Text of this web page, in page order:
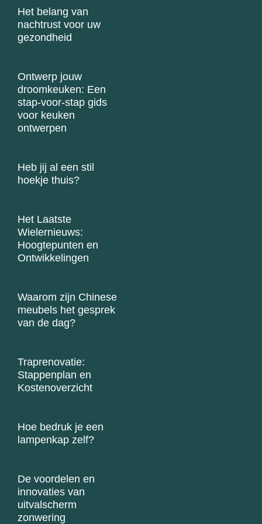
Het belang van
nachtrust voor uw
gezondheid
Ontwerp jouw
droomkeuken: Een
stap-voor-stap gids
voor keuken
ontwerpen
Heb jij al een stil
hoekje thuis?
Het Laatste
Wielernieuws:
Hoogtepunten en
Ontwikkelingen
Waarom zijn Chinese
meubels het gesprek
van de dag?
Traprenovatie:
Stappenplan en
Kostenoverzicht
Hoe bedruk je een
lampenkap zelf?
De voordelen en
innovaties van
uitvalscherm
zonwering